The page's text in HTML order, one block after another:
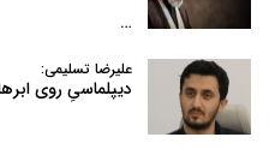
…
علیرضا تسلیمی:
دیپلماسیِ روی